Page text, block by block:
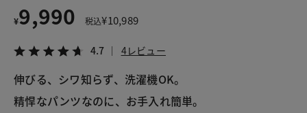
¥9,990 税込¥10,989
4.7 4レビュー
伸びる、シワ知らず、洗濯機OK。
精悍なパンツなのに、お手入れ簡単。
LINE X メール